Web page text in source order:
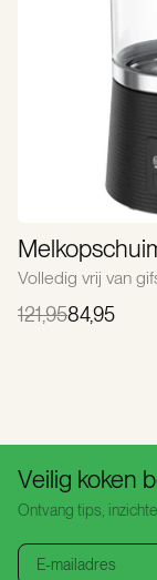
Volledig vrij van
121,9584,95
Veilig koken
Ontvang tips,